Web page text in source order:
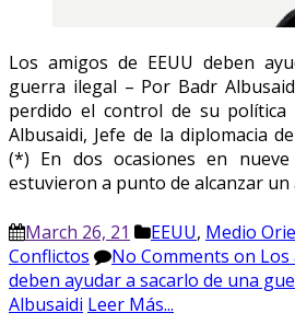
Los amigos de EEUU deben
guerra ilegal – Por Badr
perdido el control de su política
Albusaidi, Jefe de la diplomacia
(*) En dos ocasiones en
estuvieron a punto de alcanzar
March 26, 21 EEUU, Medio
Conflictos
No Comments on Los
deben ayudar a sacarlo de una
Albusaidi Leer Más...